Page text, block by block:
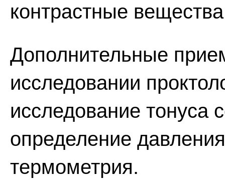
контрастные
Дополнительные
исследовании
исследование тонуса
определение
термометрия.